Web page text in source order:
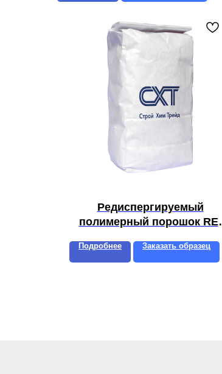
Редиспергируемый
полимерный порошок RE-
Подробнее Заказать образец